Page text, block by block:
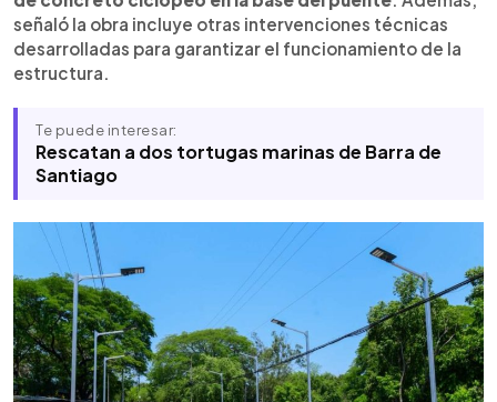
destacó que la obra beneficia a comunidades
aledañas.
señaló la obra incluye otras intervenciones técnicas
desarrolladas para garantizar el funcionamiento de la
estructura.
Te puede interesar:
Rescatan a dos tortugas marinas de Barra de
Santiago